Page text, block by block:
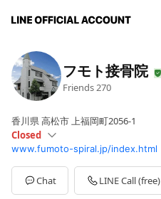
フモト接骨院
Friends 270
香川県 高松市 上福岡町2056-1
Closed
Mon08:30 - 12:30,15:00 - 19:00
Sat08:30 - 12:30
SunClosed
休院日：日曜・祝日・第2土曜日
www.fumoto-spiral.jp/index.html
Chat LINE Call (free)